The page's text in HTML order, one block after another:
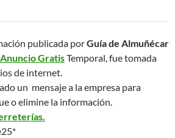
publicada porGuía de Almuñécar
Anuncio GratisTemporal, fue tomada
de internet.
un mensaje a la empresa para
o elimine la información.